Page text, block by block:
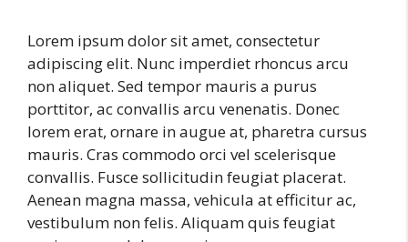
Lorem ipsum dolor sit amet, consectetur
adipiscing elit. Nunc imperdiet rhoncus arcu
non aliquet. Sed tempor mauris a purus
porttitor, ac convallis arcu venenatis. Donec
lorem erat, ornare in augue at, pharetra cursus
mauris. Cras commodo orci vel scelerisque
convallis. Fusce sollicitudin feugiat placerat.
Aenean magna massa, vehicula at efficitur ac,
vestibulum non felis. Aliquam quis feugiat